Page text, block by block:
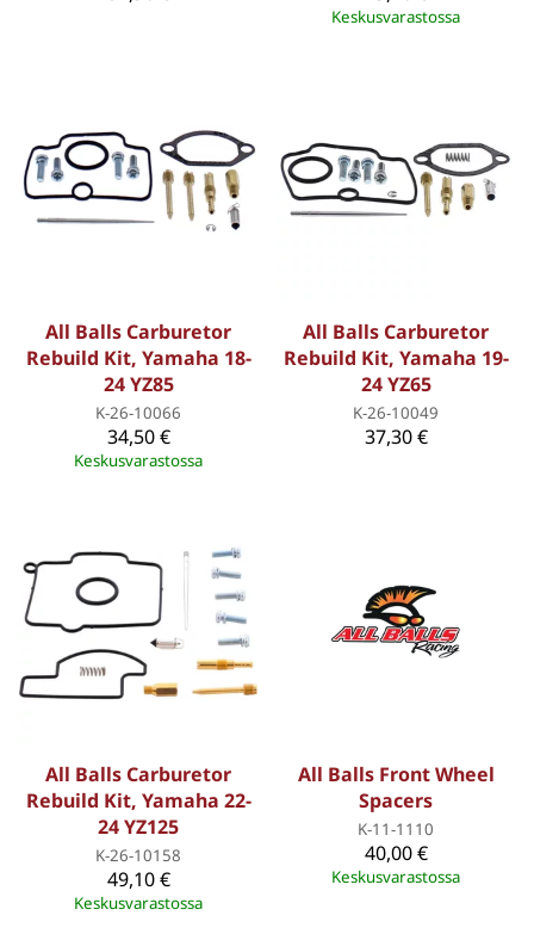
Keskusvarastossa
All Balls Carburetor
Rebuild Kit, Yamaha 18-
24 YZ85
K-26-10066
34,50 €
Keskusvarastossa
All Balls Carburetor
Rebuild Kit, Yamaha 19-
24 YZ65
K-26-10049
37,30 €
All Balls Carburetor
Rebuild Kit, Yamaha 22-
24 YZ125
K-26-10158
49,10 €
Keskusvarastossa
All Balls Front Wheel
Spacers
K-11-1110
40,00 €
Keskusvarastossa